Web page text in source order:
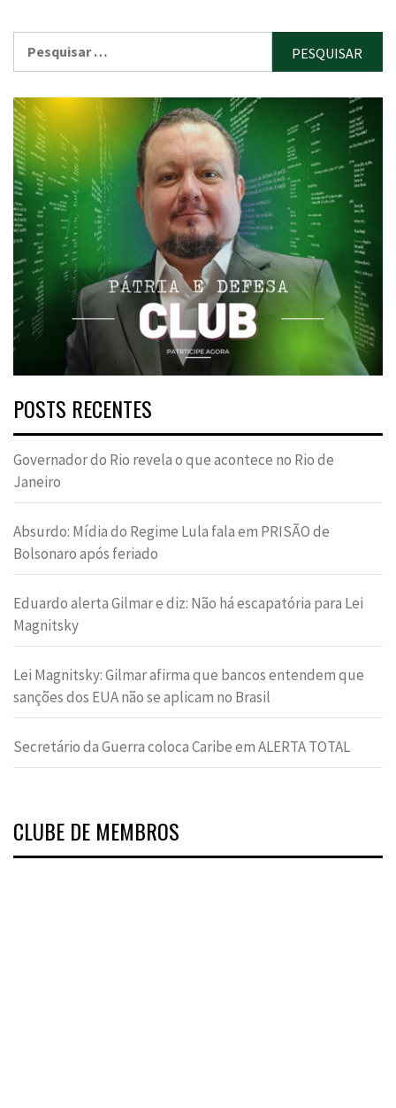
POSTS RECENTES
Governador do Rio revela o que acontece no Rio de
Janeiro
Absurdo: Mídia do Regime Lula fala em PRISÃO de
Bolsonaro após feriado
Eduardo alerta Gilmar e diz: Não há escapatória para Lei
Magnitsky
Lei Magnitsky: Gilmar afirma que bancos entendem que
sanções dos EUA não se aplicam no Brasil
Secretário da Guerra coloca Caribe em ALERTA TOTAL
CLUBE DE MEMBROS